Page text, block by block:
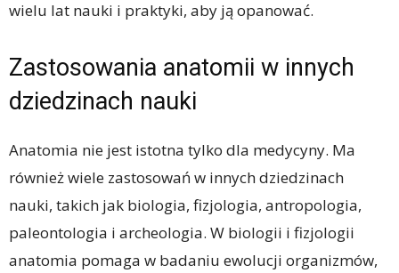
wielu lat nauki i praktyki, aby ją opanować.
Zastosowania anatomii w innych
dziedzinach nauki
Anatomia nie jest istotna tylko dla medycyny. Ma
również wiele zastosowań w innych dziedzinach
nauki, takich jak biologia, fizjologia, antropologia,
paleontologia i archeologia. W biologii i fizjologii
anatomia pomaga w badaniu ewolucji organizmów,